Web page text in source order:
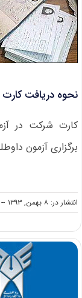
نحوه دریافت کارت
کارت شرکت در
برگزاری آزمون داوطلبان از
انتشار در: ۸ بهمن, ۱۳۹۳ --